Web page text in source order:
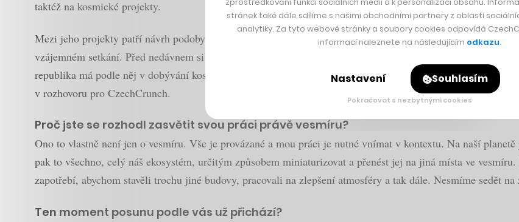
taktéž na kosmické projekty.
Mezi jeho projekty patří návrh podoby Prahy na Měsíci, má za sebou práci pro americký úřad NASA i
vzájemném setkání. Před nedávnem si jej vybrala firma LEGO, které spolu s dalšími českými experty
republika má podle něj v dobývání kosmu daleko větší potenciál, než by se mohlo zdát. Jak by k tomu
v rozhovoru pro CzechCrunch.
Proč jste se rozhodl zasvětit svou práci právě vesmíru?
Ono to vlastně není jen o vesmíru. Vše je provázané a mou práci je nutné vnímat v kontextu. Na naší
pak to všechno, celý náš ekosystém, určitým způsobem miniaturizovat a přenést jej na jiná místa ve
zapotřebí, abychom stavěli trochu jiné budovy, pracovali na zlepšení atmosféry a tak dále. Nesmíme sedět
Ten moment posunu podle vás už přichází?
stránek také dále sdílíme s našimi obchodními partnery z oblasti
analytiky. Za tyto webové stránky a soubory cookies odpovídá
informací naleznete na následujícím odkazu.
Nastavení Souhlasím
Pokračovat s nezbytnými cookies